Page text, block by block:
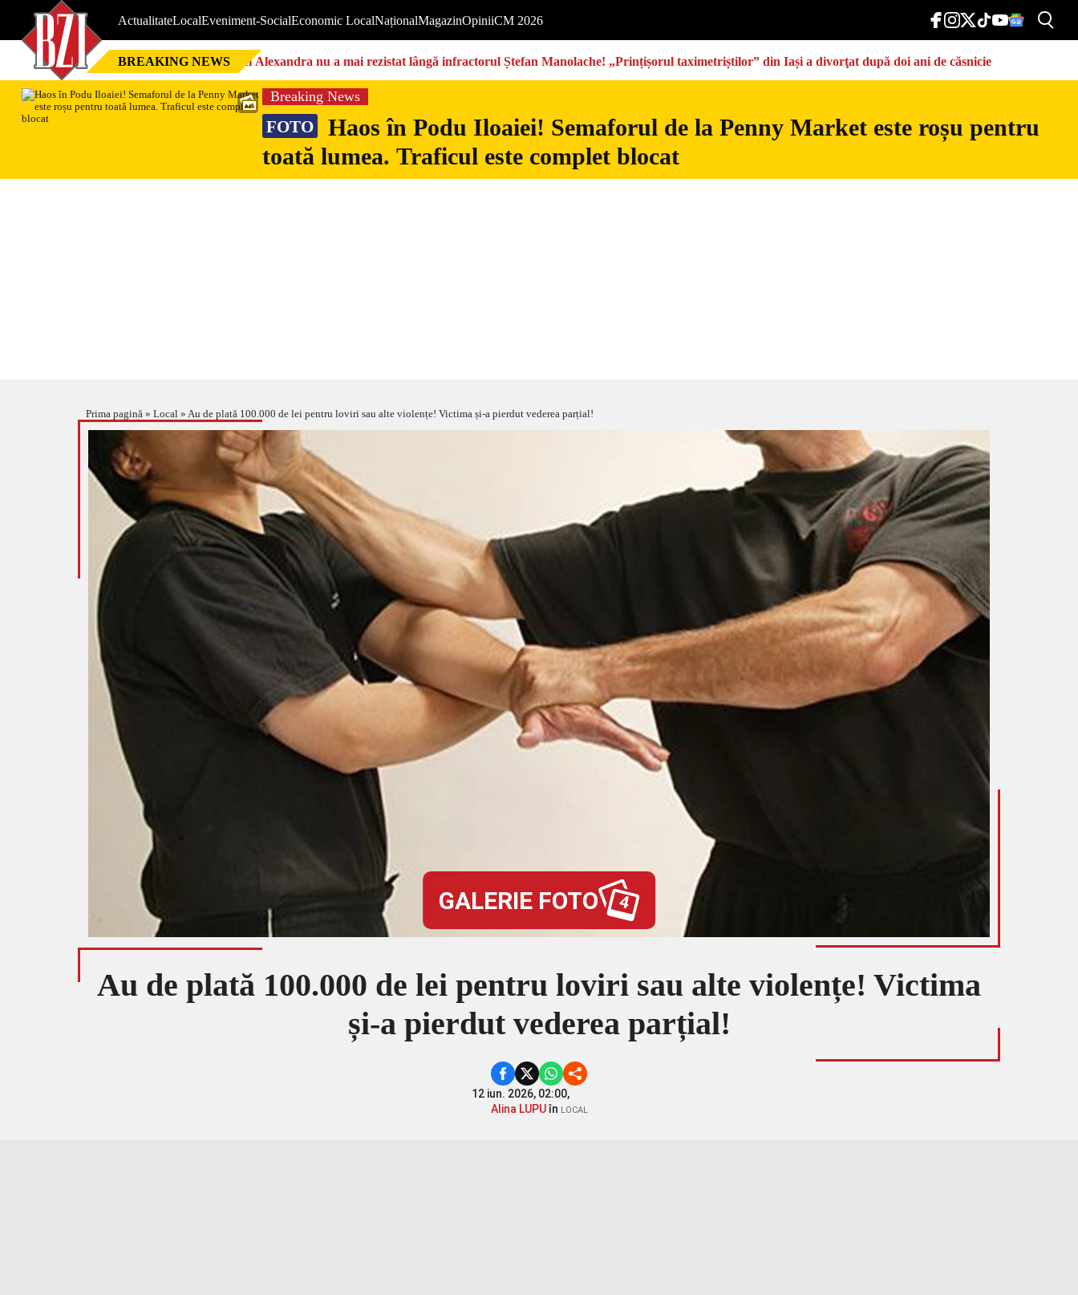
ActualitateLocalEveniment-SocialEconomic LocalNaționalMagazinOpiniiCM 2026
BREAKING NEWS Nici Alexandra nu a mai rezistat lângă infractorul Ștefan Manolache! „Prințișorul taximetriștilor” din Iași a divorţat după doi ani de căsnicie
Breaking News
FOTO
Haos în Podu Iloaiei! Semaforul de la Penny Market este roșu pentru
toată lumea. Traficul este complet blocat
Prima pagină » Local » Au de plată 100.000 de lei pentru loviri sau alte violențe! Victima și-a pierdut vederea parțial!
GALERIE FOTO 4
Au de plată 100.000 de lei pentru loviri sau alte violențe! Victima
și-a pierdut vederea parțial!
12 iun. 2026, 02:00,
Alina LUPUîn LOCAL